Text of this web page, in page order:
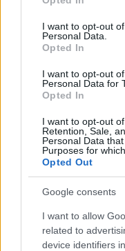
use your data for
consent section.
I want to opt-out
Personal Data.
Opted In
I want to opt-out
Personal Data for
Opted In
I want to opt-out
Retention, Sale,
Personal Data
Purposes for
Opted Out
Google consents
I want to allow
related to
device identifiers
„Csonka
érzés"
mtothorsi•2020. július 15.
Megtartotta
Sándor Színház. A